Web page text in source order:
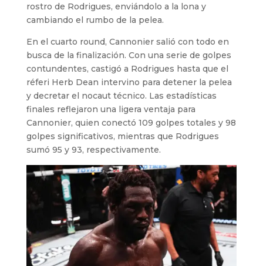
rostro de Rodrigues, enviándolo a la lona y
cambiando el rumbo de la pelea.
En el cuarto round, Cannonier salió con todo en
busca de la finalización. Con una serie de golpes
contundentes, castigó a Rodrigues hasta que el
réferi Herb Dean intervino para detener la pelea
y decretar el nocaut técnico. Las estadísticas
finales reflejaron una ligera ventaja para
Cannonier, quien conectó 109 golpes totales y 98
golpes significativos, mientras que Rodrigues
sumó 95 y 93, respectivamente.